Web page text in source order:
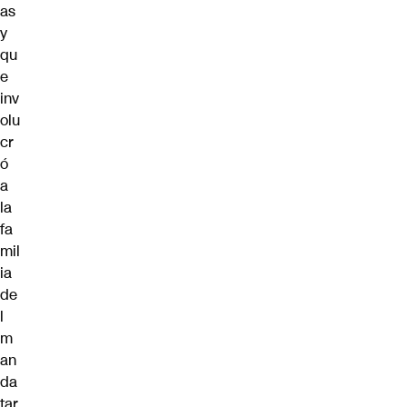
as
y
qu
e
inv
olu
cr
ó
a
la
fa
mil
ia
de
l
m
an
da